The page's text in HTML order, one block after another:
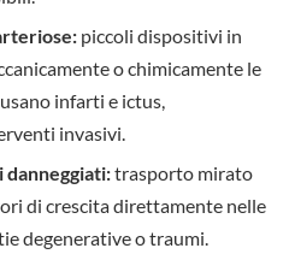
piccoli dispositivi in
o chimicamente le
infarti e ictus,
invasivi.
danneggiati:trasporto mirato
di crescita direttamente nelle
degenerative o traumi.